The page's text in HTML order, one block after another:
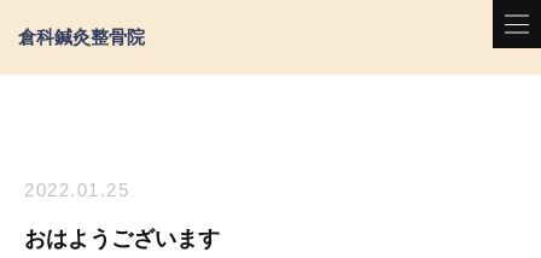
倉科鍼灸整骨院
2022.01.25
おはようございます